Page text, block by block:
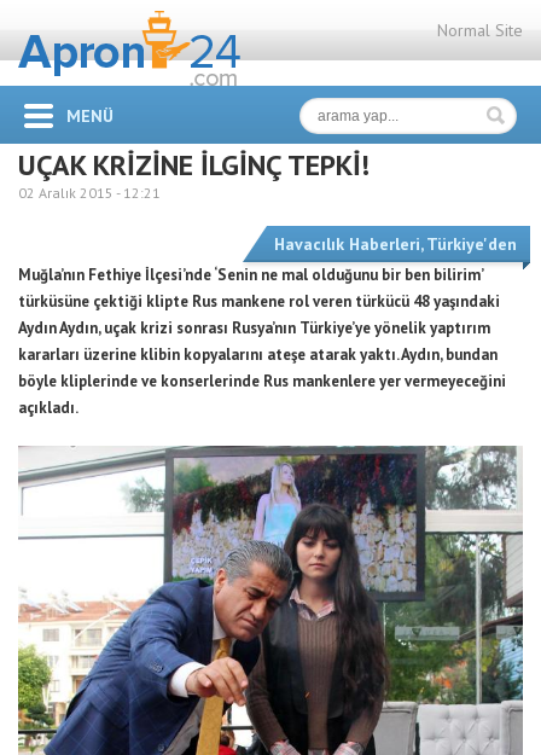
Normal Site
MENÜ
UÇAK KRİZİNE İLGİNÇ TEPKİ!
02 Aralık 2015 - 12:21
Havacılık Haberleri,Türkiye'den
Muğla’nın Fethiye İlçesi’nde ‘Senin ne mal olduğunu bir ben bilirim’
türküsüne çektiği klipte Rus mankene rol veren türkücü 48 yaşındaki
Aydın Aydın, uçak krizi sonrası Rusya’nın Türkiye’ye yönelik yaptırım
kararları üzerine klibin kopyalarını ateşe atarak yaktı. Aydın, bundan
böyle kliplerinde ve konserlerinde Rus mankenlere yer vermeyeceğini
açıkladı.